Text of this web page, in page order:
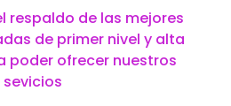
respaldo de las mejores
de primer nivel y alta
poder ofrecer nuestros
sevicios